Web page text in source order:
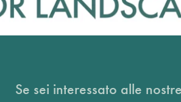
Se sei interessato alle